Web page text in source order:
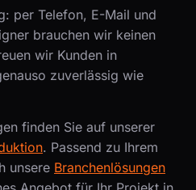
per Telefon, E-Mail und
brauchen wir keinen
wir Kunden in
zuverlässig wie
finden Sie auf unserer
. Passend zu Ihrem
unsere Branchenlösungen